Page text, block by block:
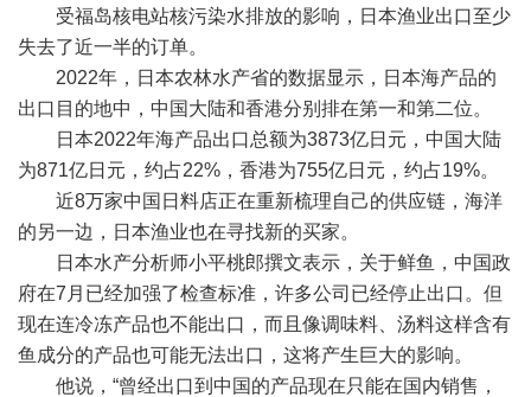
受福岛核电站核污染水排放的影响，日本渔业出口至少
失去了近一半的订单。
2022年，日本农林水产省的数据显示，日本海产品的
出口目的地中，中国大陆和香港分别排在第一和第二位。
日本2022年海产品出口总额为3873亿日元，中国大陆
为871亿日元，约占22%，香港为755亿日元，约占19%。
近8万家中国日料店正在重新梳理自己的供应链，海洋
的另一边，日本渔业也在寻找新的买家。
日本水产分析师小平桃郎撰文表示，关于鲜鱼，中国政
府在7月已经加强了检查标准，许多公司已经停止出口。但
现在连冷冻产品也不能出口，而且像调味料、汤料这样含有
鱼成分的产品也可能无法出口，这将产生巨大的影响。
他说，“曾经出口到中国的产品现在只能在国内销售，